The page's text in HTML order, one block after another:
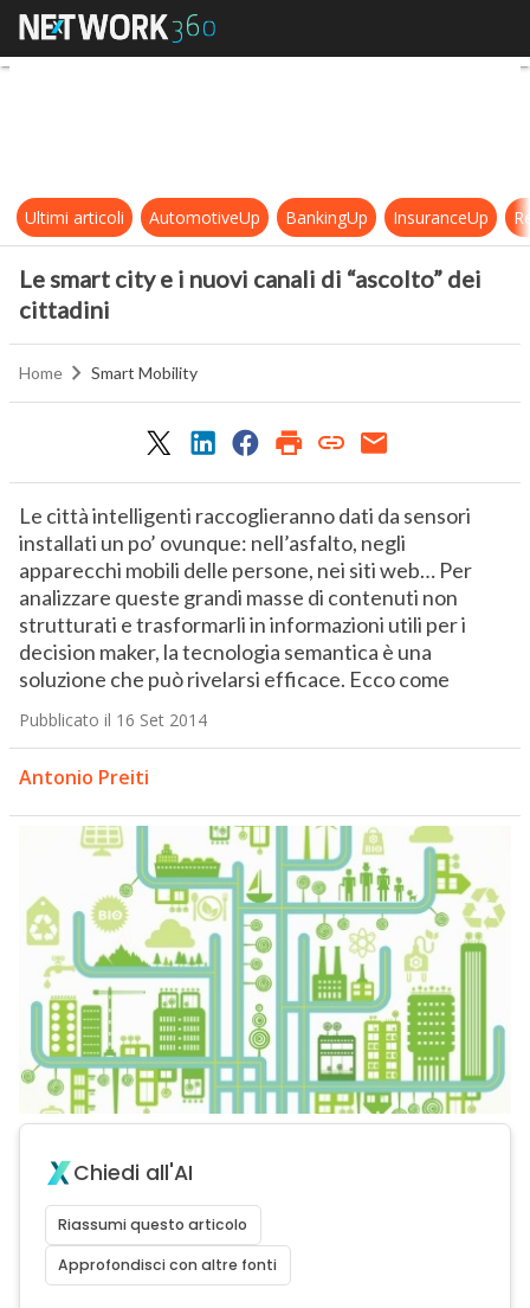
Le smart city e i nuovi canali di
Ultimi articoli AutomotiveUp BankingUp InsuranceUp
Le smart city e i nuovi canali di “ascolto” dei
cittadini
Home Smart Mobility
Le città intelligenti raccoglieranno dati da sensori
installati un po’ ovunque: nell’asfalto, negli
apparecchi mobili delle persone, nei siti web… Per
analizzare queste grandi masse di contenuti non
strutturati e trasformarli in informazioni utili per i
decision maker, la tecnologia semantica è una
soluzione che può rivelarsi efficace. Ecco come
Pubblicato il 16 Set 2014
Antonio Preiti
Chiedi all'AI
Riassumi questo articolo
Approfondisci con altre fonti